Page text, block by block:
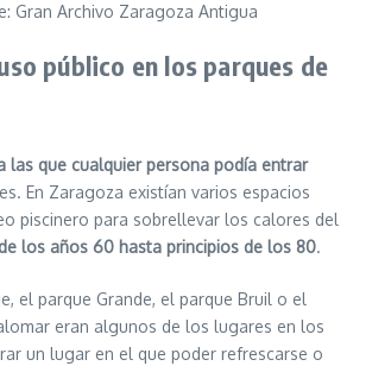
Gran Archivo Zaragoza Antigua
público en los parques de
las que cualquier persona podía entrar
En Zaragoza existían varios espacios
piscinero para sobrellevar los calores del
los años 60 hasta principios de los 80.
el parque Grande, el parque Bruil o el
eran algunos de los lugares en los
un lugar en el que poder refrescarse o